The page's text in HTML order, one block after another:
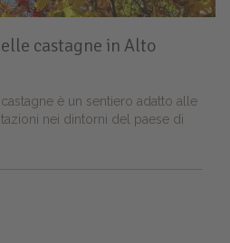
castagne in Alto
è un sentiero adatto alle
nei dintorni del paese di